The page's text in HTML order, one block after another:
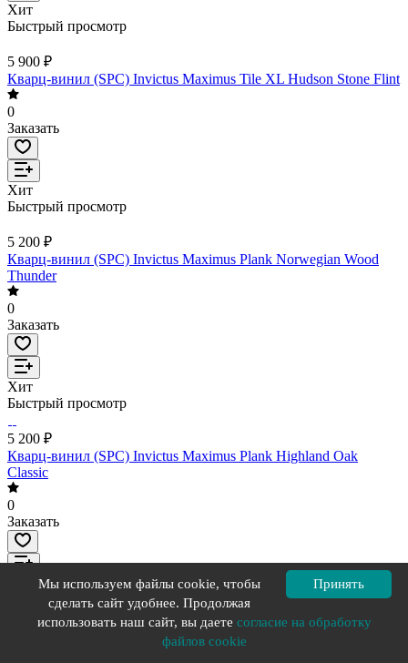
Хит
Быстрый просмотр
5 900 ₽
Кварц-винил (SPC) Invictus Maximus Tile XL Hudson Stone Flint
0
Заказать
Хит
Быстрый просмотр
5 200 ₽
Кварц-винил (SPC) Invictus Maximus Plank Norwegian Wood
Thunder
0
Заказать
Хит
Быстрый просмотр
5 200 ₽
Кварц-винил (SPC) Invictus Maximus Plank Highland Oak
Classic
0
Заказать
Быстрый просмотр
Кварц-винил (SPC) Invictus Maximus Plank XL Silk Oak Oat
Принять
Мы используем файлы cookie, чтобы
сделать сайт удобнее. Продолжая
использовать наш сайт, вы даете согласие на обработку
файлов cookie